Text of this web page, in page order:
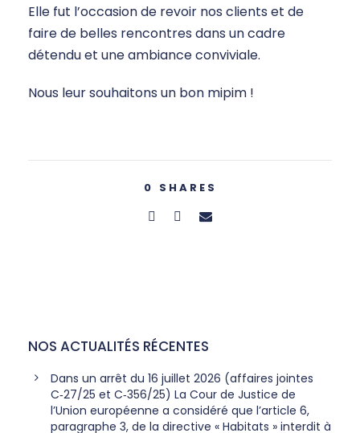
Elle fut l’occasion de revoir nos clients et de
faire de belles rencontres dans un cadre
détendu et une ambiance conviviale.
Nous leur souhaitons un bon mipim !
0 SHARES
NOS ACTUALITÉS RÉCENTES
Dans un arrêt du 16 juillet 2026 (affaires jointes
C‑27/25 et C‑356/25) La Cour de Justice de
l’Union européenne a considéré que l’article 6,
paragraphe 3, de la directive « Habitats » interdit à